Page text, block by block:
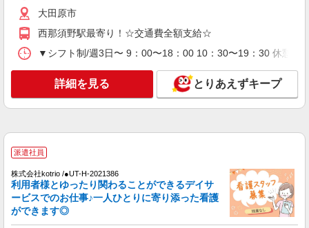
キープ
派遣社員
株式会社kotrio /●UT-H-2069503
看護助手／資格も経験も必要なし＊やさしい気
持ちがあれば十分◎
時給1500円〜2125円 ＜日払い有/週払い有/交
通費全支給(ガソリン代含む)＞
派遣社員
株式会社kotrio /●UT-H-1855993
大田原市
西那須野駅最寄り！☆交通費全額支給☆
▼シフト制/週3日〜 9：00〜18：00 10：30〜19：30 休憩1
詳細を見る とりあえずキープ
派遣社員
株式会社kotrio /●UT-H-2021386
利用者様とゆったり関わることができるデイサ
ービスでのお仕事♪一人ひとりに寄り添った看護
ができます◎